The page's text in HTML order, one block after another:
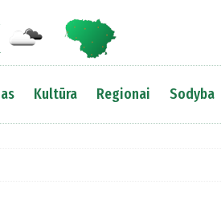
Kultūra Regionai Sodyba